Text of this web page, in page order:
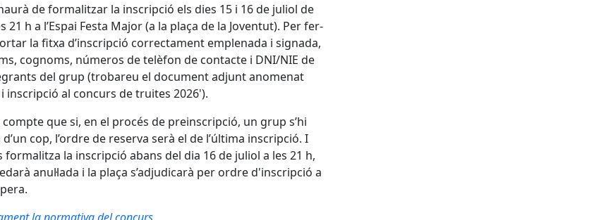
de formalitzar la inscripció els dies 15 i 16 de juliol de
21 h a l’Espai Festa Major (a la plaça de la Joventut). Per fer-
la fitxa d’inscripció correctament emplenada i signada,
cognoms, números de telèfon de contacte i DNI/NIE de
del grup (trobareu el document adjunt anomenat
inscripció al concurs de truites 2026').
que si, en el procés de preinscripció, un grup s’hi
cop, l’ordre de reserva serà el de l’última inscripció. I
formalitza la inscripció abans del dia 16 de juliol a les 21 h,
anul·lada i la plaça s’adjudicarà per ordre d'inscripció a